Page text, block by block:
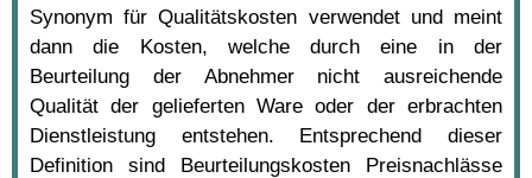
Synonym für Qualitätskosten verwendet und meint
dann die Kosten, welche durch eine in der
Beurteilung der Abnehmer nicht ausreichende
Qualität der gelieferten Ware oder der erbrachten
Dienstleistung entstehen. Entsprechend dieser
Definition sind Beurteilungskosten Preisnachlässe